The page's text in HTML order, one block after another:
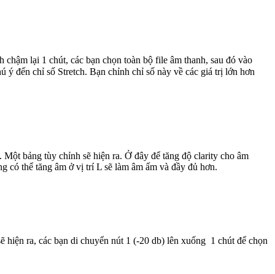
lại 1 chút, các bạn chọn toàn bộ file âm thanh, sau đó vào
ý đến chỉ số Stretch. Bạn chỉnh chỉ số này về các giá trị lớn hơn
. Một bảng tùy chỉnh sẽ hiện ra. Ở đây để tăng độ clarity cho âm
có thể tăng âm ở vị trí L sẽ làm âm ấm và đầy đủ hơn.
hiện ra, các bạn di chuyển nút 1 (-20 db) lên xuống 1 chút để chọn